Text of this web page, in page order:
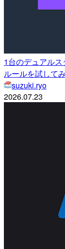
1台のデュアル
ルールを試して
suzuki.ryo
2026.07.23